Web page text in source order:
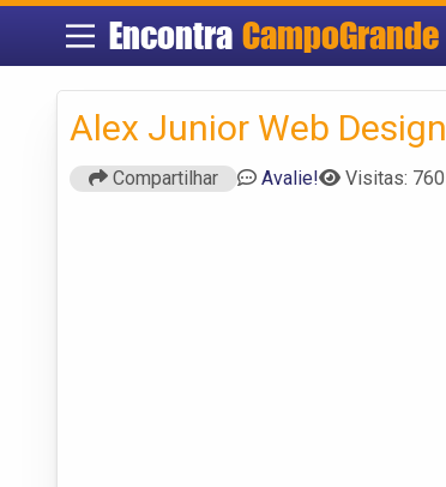
Encontra CampoGrande
Alex Junior Web Design
Compartilhar Avalie! Visitas: 760